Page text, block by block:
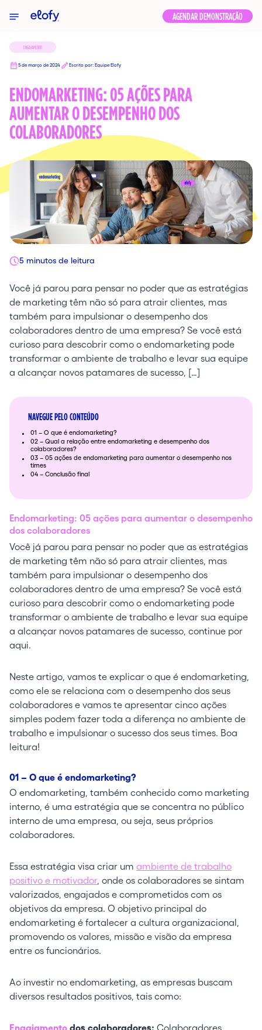
AGENDAR DEMONSTRAÇÃO
ENGAJAMENTO
5 de março de 2024 Escrito por: Equipe Elofy
ENDOMARKETING: 05 AÇÕES PARA
AUMENTAR O DESEMPENHO DOS
COLABORADORES
5 minutos de leitura
Você já parou para pensar no poder que as estratégias
de marketing têm não só para atrair clientes, mas
também para impulsionar o desempenho dos
colaboradores dentro de uma empresa? Se você está
curioso para descobrir como o endomarketing pode
transformar o ambiente de trabalho e levar sua equipe
a alcançar novos patamares de sucesso, […]
NAVEGUE PELO CONTEÚDO
01 – O que é endomarketing?
02 – Qual a relação entre endomarketing e desempenho dos
colaboradores?
03 – 05 ações de endomarketing para aumentar o desempenho nos
times
04 – Conclusão final
Endomarketing: 05 ações para aumentar o desempenho
dos colaboradores
Você já parou para pensar no poder que as estratégias
de marketing têm não só para atrair clientes, mas
também para impulsionar o desempenho dos
colaboradores dentro de uma empresa? Se você está
curioso para descobrir como o endomarketing pode
transformar o ambiente de trabalho e levar sua equipe
a alcançar novos patamares de sucesso, continue por
aqui.
Neste artigo, vamos te explicar o que é endomarketing,
como ele se relaciona com o desempenho dos seus
colaboradores e vamos te apresentar cinco ações
simples podem fazer toda a diferença no ambiente de
trabalho e impulsionar o sucesso dos seus times. Boa
leitura!
01 – O que é endomarketing?
O endomarketing, também conhecido como marketing
interno, é uma estratégia que se concentra no público
interno de uma empresa, ou seja, seus próprios
colaboradores.
Essa estratégia visa criar um ambiente de trabalho
positivo e motivador, onde os colaboradores se sintam
valorizados, engajados e comprometidos com os
objetivos da empresa. O objetivo principal do
endomarketing é fortalecer a cultura organizacional,
promovendo os valores, missão e visão da empresa
entre os funcionários.
Ao investir no endomarketing, as empresas buscam
diversos resultados positivos, tais como:
Engajamento dos colaboradores: Colaboradores